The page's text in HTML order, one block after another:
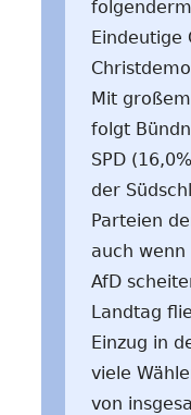
Eindeutige
Mit
folgt
SPD
der
Parteien
auch
AfD
Landtag
Einzug in
viele
von